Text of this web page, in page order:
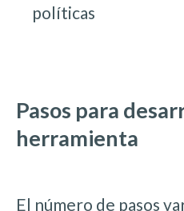
políticas
Pasos para
herramienta
El número de pasos